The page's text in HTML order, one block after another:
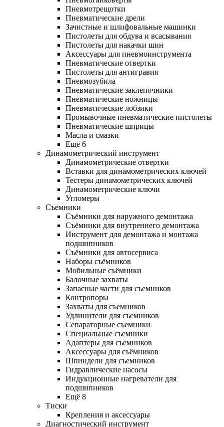
Пневмотрещотки
Пневматические дрели
Зачистные и шлифовальные машинки
Пистолеты для обдува и всасывания
Пистолеты для накачки шин
Аксессуары для пневмоинструмента
Пневматические отвертки
Пистолеты для антигравия
Пневмозубила
Пневматические заклепочники
Пневматические ножницы
Пневматические лобзики
Промывочные пневматические пистолеты
Пневматические шприцы
Масла и смазки
Ещё 6
Динамометрический инструмент
Динамометрические отвертки
Вставки для динамометрических ключей
Тестеры динамометрических ключей
Динамометрические ключи
Угломеры
Съемники
Съёмники для наружного демонтажа
Съёмники для внутреннего демонтажа
Инструмент для демонтажа и монтажа
подшипников
Съёмники для автосервиса
Наборы съёмников
Мобильные съёмники
Балочные захваты
Запасные части для съемников
Контропоры
Захваты для съемников
Удлинители для съемников
Сепараторные съемники
Специальные съемники
Адаптеры для съемников
Аксессуары для съёмников
Шпиндели для съемников
Гидравлические насосы
Индукционные нагреватели для
подшипников
Ещё 8
Тиски
Крепления и аксессуары
Диагностический инструмент